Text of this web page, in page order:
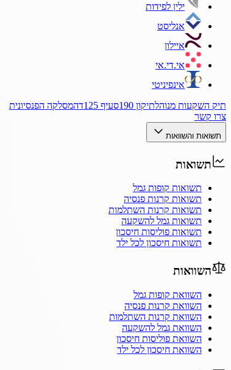
ילין לפידות
אנליסט
איילון
אי.די.אי
אינפיניטי
תיק השקעות מנוהלתיקון 190 סעיף 125ד
המסלקה הפנסיונית
צרו קשר
תשואות והשוואות
תשואות
תשואות קופות גמל
תשואות קרנות פנסיה
תשואות קרנות השתלמות
תשואות גמל להשקעה
תשואות פוליסות חיסכון
תשואות חיסכון לכל ילד
השוואות
השוואת קופות גמל
השוואת קרנות פנסיה
השוואת קרנות השתלמות
השוואת גמל להשקעה
השוואת פוליסות חיסכון
השוואת חיסכון לכל ילד